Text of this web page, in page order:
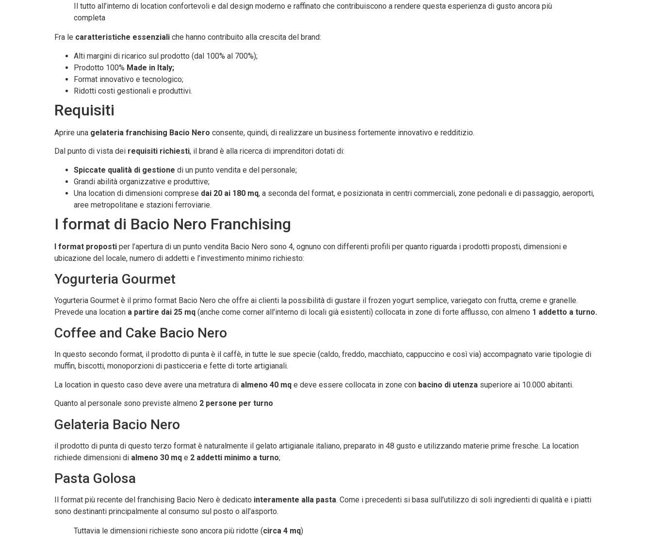
Il tutto all’interno di location confortevoli e dal design moderno e raffinato che contribuiscono a rendere questa esperienza di gusto ancora più
completa
Fra le caratteristiche essenziali che hanno contribuito alla crescita del brand:
Alti margini di ricarico sul prodotto (dal 100% al 700%);
Prodotto 100% Made in Italy;
Format innovativo e tecnologico;
Ridotti costi gestionali e produttivi.
Requisiti
Aprire una gelateria franchising Bacio Nero consente, quindi, di realizzare un business fortemente innovativo e redditizio.
Dal punto di vista dei requisiti richiesti, il brand è alla ricerca di imprenditori dotati di:
Spiccate qualità di gestione di un punto vendita e del personale;
Grandi abilità organizzative e produttive;
Una location di dimensioni comprese dai 20 ai 180 mq, a seconda del format, e posizionata in centri commerciali, zone pedonali e di passaggio, aeroporti,
aree metropolitane e stazioni ferroviarie.
I format di Bacio Nero Franchising
I format proposti per l’apertura di un punto vendita Bacio Nero sono 4, ognuno con differenti profili per quanto riguarda i prodotti proposti, dimensioni e
ubicazione del locale, numero di addetti e l’investimento minimo richiesto:
Yogurteria Gourmet
Yogurteria Gourmet è il primo format Bacio Nero che offre ai clienti la possibilità di gustare il frozen yogurt semplice, variegato con frutta, creme e granelle.
Prevede una location a partire dai 25 mq (anche come corner all’interno di locali già esistenti) collocata in zone di forte afflusso, con almeno 1 addetto a turno.
Coffee and Cake Bacio Nero
In questo secondo format, il prodotto di punta è il caffè, in tutte le sue specie (caldo, freddo, macchiato, cappuccino e così via) accompagnato varie tipologie di
muffin, biscotti, monoporzioni di pasticceria e fette di torte artigianali.
La location in questo caso deve avere una metratura di almeno 40 mq e deve essere collocata in zone con bacino di utenza superiore ai 10.000 abitanti.
Quanto al personale sono previste almeno 2 persone per turno
Gelateria Bacio Nero
il prodotto di punta di questo terzo format è naturalmente il gelato artigianale italiano, preparato in 48 gusto e utilizzando materie prime fresche. La location
richiede dimensioni di almeno 30 mq e 2 addetti minimo a turno;
Pasta Golosa
Il format più recente del franchising Bacio Nero è dedicato interamente alla pasta. Come i precedenti si basa sull’utilizzo di soli ingredienti di qualità e i piatti
sono destinanti principalmente al consumo sul posto o all’asporto.
Tuttavia le dimensioni richieste sono ancora più ridotte (circa 4 mq)